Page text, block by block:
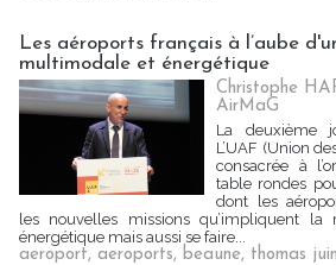
Les aéroports français à l’aube
multimodale et énergétique
Christophe
AirMaG
La deuxième
L’UAF (Union
consacrée à
table rondes
dont les
les nouvelles missions qu’impliquent la
énergétique mais aussi se faire...
aeroport, aeroports, beaune, thomas juin